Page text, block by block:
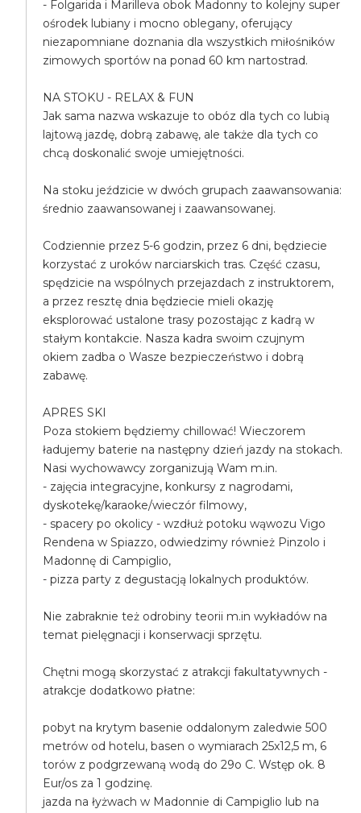
- Folgarida i Marilleva obok Madonny to kolejny super
ośrodek lubiany i mocno oblegany, oferujący
niezapomniane doznania dla wszystkich miłośników
zimowych sportów na ponad 60 km nartostrad.
NA STOKU - RELAX & FUN
Jak sama nazwa wskazuje to obóz dla tych co lubią
lajtową jazdę, dobrą zabawę, ale także dla tych co
chcą doskonalić swoje umiejętności.
Na stoku jeździcie w dwóch grupach zaawansowania:
średnio zaawansowanej i zaawansowanej.
Codziennie przez 5-6 godzin, przez 6 dni, będziecie
korzystać z uroków narciarskich tras. Część czasu,
spędzicie na wspólnych przejazdach z instruktorem,
a przez resztę dnia będziecie mieli okazję
eksplorować ustalone trasy pozostając z kadrą w
stałym kontakcie. Nasza kadra swoim czujnym
okiem zadba o Wasze bezpieczeństwo i dobrą
zabawę.
APRES SKI
Poza stokiem będziemy chillować! Wieczorem
ładujemy baterie na następny dzień jazdy na stokach.
Nasi wychowawcy zorganizują Wam m.in.
- zajęcia integracyjne, konkursy z nagrodami,
dyskotekę/karaoke/wieczór filmowy,
- spacery po okolicy - wzdłuż potoku wąwozu Vigo
Rendena w Spiazzo, odwiedzimy również Pinzolo i
Madonnę di Campiglio,
- pizza party z degustacją lokalnych produktów.
Nie zabraknie też odrobiny teorii m.in wykładów na
temat pielęgnacji i konserwacji sprzętu.
Chętni mogą skorzystać z atrakcji fakultatywnych -
atrakcje dodatkowo płatne:
pobyt na krytym basenie oddalonym zaledwie 500
metrów od hotelu, basen o wymiarach 25x12,5 m, 6
torów z podgrzewaną wodą do 29o C. Wstęp ok. 8
Eur/os za 1 godzinę.
jazda na łyżwach w Madonnie di Campiglio lub na